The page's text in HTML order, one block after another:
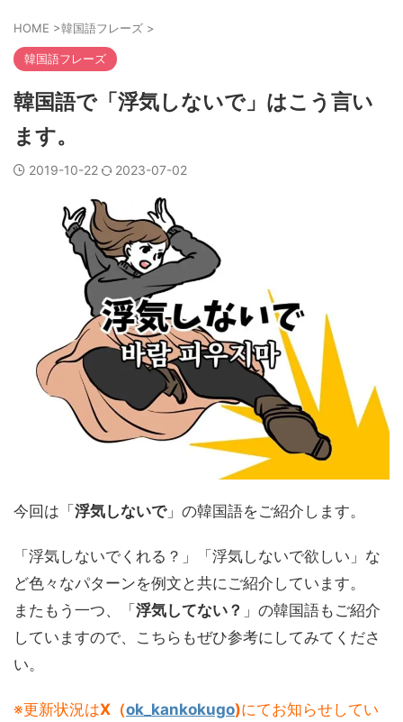
HOME >韓国語フレーズ >
韓国語フレーズ
韓国語で「浮気しないで」はこう言い
ます。
2019-10-22 2023-07-02
今回は「 浮気しないで」の韓国語をご紹介します。
「浮気しないでくれる？」「浮気しないで欲しい」な
ど色々なパターンを例文と共にご紹介しています。
またもう一つ、「 浮気してない？ 」の韓国語もご紹介
していますので、こちらもぜひ参考にしてみてくださ
い。
※更新状況はX（ok_kankokugo)にてお知らせしてい